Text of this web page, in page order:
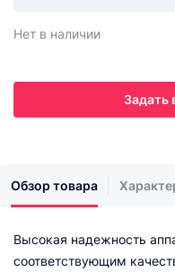
Нет в наличии
Задать
Обзор товара
Высокая надежность
соответствующим